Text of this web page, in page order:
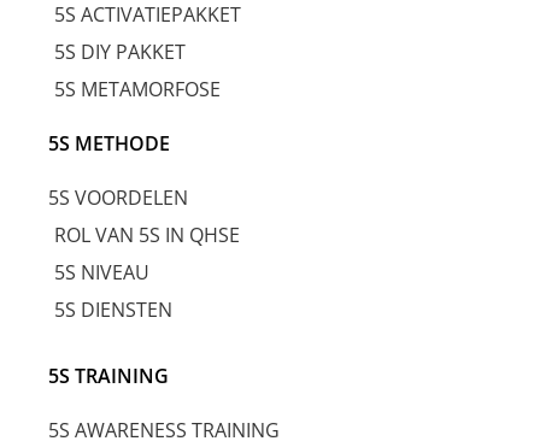
5S ACTIVATIEPAKKET
5S DIY PAKKET
5S METAMORFOSE
5S METHODE
5S VOORDELEN
ROL VAN 5S IN QHSE
5S NIVEAU
5S DIENSTEN
5S TRAINING
5S AWARENESS TRAINING